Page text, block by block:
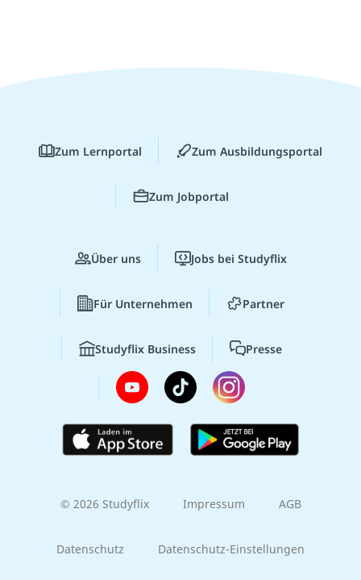
Zum Lernportal Zum Ausbildungsportal
Zum Jobportal
Über uns Jobs bei Studyflix
Für Unternehmen Partner
Studyflix Business Presse
© 2026 Studyflix Impressum AGB
Datenschutz Datenschutz-Einstellungen